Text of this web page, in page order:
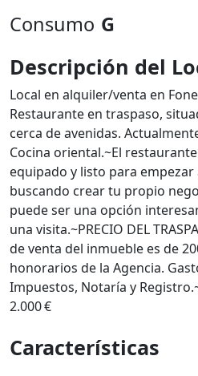
Consumo G
Descripción del
Local en alquiler/venta en
Restaurante en traspaso,
cerca de avenidas.
Cocina oriental.~El
equipado y listo para empezar
buscando crear tu propio
puede ser una opción
una visita.~PRECIO DEL
de venta del inmueble es de
honorarios de la Agencia.
Impuestos, Notaría y
2.000 €
Características